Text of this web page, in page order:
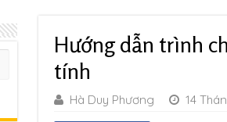
Hướng dẫn trình
tính
Hà Duy Phương 14